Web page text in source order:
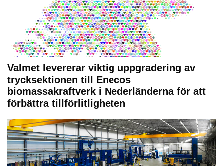
Valmet levererar viktig uppgradering av
trycksektionen till Enecos
biomassakraftverk i Nederländerna för att
förbättra tillförlitligheten